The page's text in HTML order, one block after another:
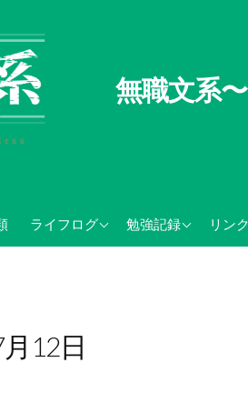
無職文系
ライフログ
無職文系100の懸念勉強記録
TOEIC関連記録リン
12日